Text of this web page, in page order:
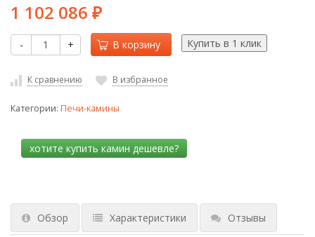
1 102 086 ₽
- + В корзину
К сравнению В избранное
Категории: Печи-камины
Обзор Характеристики Отзывы